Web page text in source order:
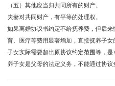
（五）其他应当归共同所有的财产。
夫妻对共同财产，有平等的处理权。
如果离婚协议书约定不给抚养费，但后
育、医疗等费用显著增加，直接抚养子
子女实际需要超出原协议约定范围等，
养子女是父母的法定义务，不能通过协议